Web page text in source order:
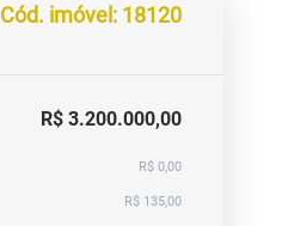
Cód. imóvel: 18120
R$ 3.200.000,00
R$ 0,00
R$ 135,00